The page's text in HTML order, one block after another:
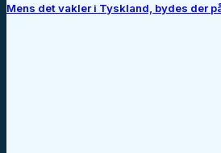
Mens det vakler i Tyskland, bydes der